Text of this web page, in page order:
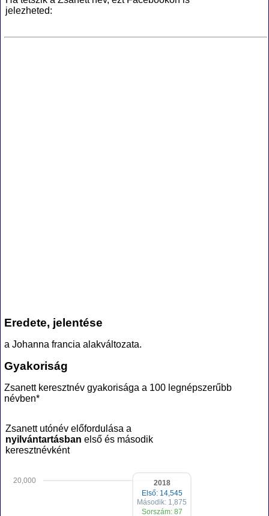
jelezheted:
Eredete, jelentése
a Johanna francia alakváltozata.
Gyakoriság
Zsanett keresztnév gyakorisága a 100 legnépszerűbb
névben*
Zsanett utónév előfordulása a
nyilvántartásban első és második
keresztnévként
20,000
2018
Első: 14,545
Második: 1,875
Sorszám: 87